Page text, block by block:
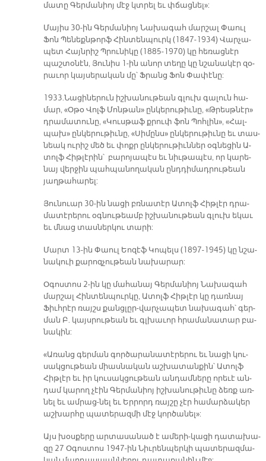
մա­տը Գեր­մա­նիոյ մէջ կտրել եւ փճաց­նել»:
Մա­յիս 30-ին Գեր­մա­նիոյ Նա­խա­գահ մար­շալ Փաուլ
Ֆոն Պե­նեքն­թորֆ Հին­տեն­պուրկ (1847-1934) Վար­չա­
պետ Հայն­րիշ Պրու­նի­կը (1885-1970) կը հե­ռաց­նէր
պաշ­տօ­նէն, Յու­նիս 1-ին ա­նոր տե­ղը կը նշա­նա­կէր զօ­
րա­ւոր կայ­սե­րա­կան մը՝ Ֆրանց Ֆոն Փա­փէ­նը:
1933. Նա­ցի­նե­րուն իշ­խա­նու­թեան գլուխ գա­լուն հա­
մար, «Օ­թօ Վոլֆ Մոն­թան» ըն­կե­րու­թիւ­նը, «Թրեսթ­նէր»
դրա­մա­տու­նը, «Կուս­թաֆ քրուփ ֆոն Պոհ­լին», «Հալ­
պախ» ըն­կե­րու­թիւ­նը, «Սի­մընս» ըն­կե­րու­թիւ­նը եւ տաս­
նեակ ու­րիշ մեծ եւ փոքր ըն­կե­րու­թիւն­ներ օգ­նե­ցին Ա­
տոլֆ Հիթ­լէ­րին՝ բա­րո­յա­պէս եւ նիւ­թա­պէս, որ կա­րե­
նայ վեր­ջին պահ­պա­նո­ղա­կան ընդ­դի­մադ­րու­թեան
յաղ­թա­հա­րել:
Յու­նուար 30-ին նա­ցի բռնա­տէր Ա­տոլֆ Հիթ­լէր դրա­
մա­տէ­րե­րու օգ­նու­թեամբ իշ­խա­նու­թեան գլուխ ե­կաւ
եւ մնաց տաս­ներ­կու տա­րի:
Մարտ 13-ին Փաուլ Եո­զէֆ Կո­պելս (1897-1945) կը նշա­
նա­կուի քա­րոզ­չու­թեան նա­խա­րար:
Օ­գոս­տոս 2-ին կը մա­հա­նայ Գեր­մա­նիոյ Նա­խա­գահ
մար­շալ Հին­տեն­պուր­կը, Ա­տոլֆ Հիթ­լէր կը դառ­նայ
Ֆիւհ­րէր ռայշս քանց­լըր-վար­չա­պետ նա­խա­գահ՝ գեր­
ման Բ. կայս­րու­թեան եւ գլխա­ւոր հրա­մա­նա­տար բա­
նա­կին:
«Ա­ռանց գեր­ման գոր­ծա­րա­նա­տէ­րե­րու եւ նա­ցի կու­
սակ­ցու­թեան միաս­նա­կան աշ­խա­տան­քին՝ Ա­տոլֆ
Հիթ­լէր եւ իր կու­սակ­ցու­թեան ան­դամ­նե­րը ո­րե­ւէ ան­
դամ կա­րող չէին Գեր­մա­նիոյ իշ­խա­նու­թիւ­նը ձեռք առ­
նել եւ ամ­րաց­-նել եւ Եր­րորդ ռայ­շը չէր հա­մար­ձա­կեր
աշ­խար­հը պա­տե­րազ­մի մէջ կոր­ծա­նել»:
Այս խօս­քե­րը ար­տա­սա­նած է ա­մե­րի­-կա­ցի դա­տա­խա­
զը 27 Օ­գոս­տոս 1947-ին Նիւ­րեն­պեր­կի պա­տե­րազ­մա­